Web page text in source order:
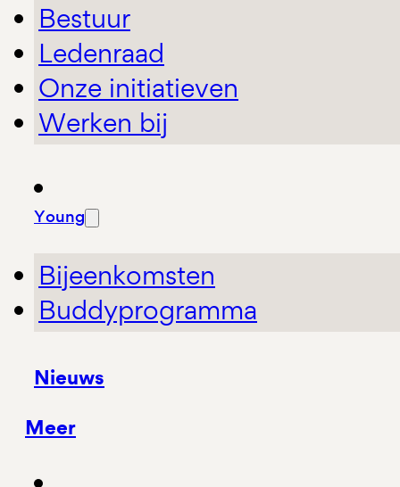
Bestuur
Ledenraad
Onze initiatieven
Werken bij
Young
Bijeenkomsten
Buddyprogramma
Nieuws
Meer